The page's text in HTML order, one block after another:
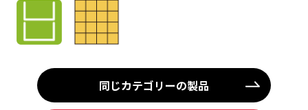
同じカテゴリーの製品